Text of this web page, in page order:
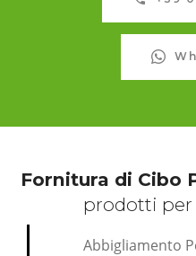
Fornitura di Cibo
prodotti per
Abbigliamento